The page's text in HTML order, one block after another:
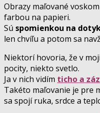
Obrazy maľované
farbou na papieri.
Sú spomienkou na
len chvíľu a potom sa
Niektorí hovoria, že v
pocity, niekto svetlo.
Ja v nich vidím ticho a
Takéto maľovanie je pre
sa spojí ruka, srdce a